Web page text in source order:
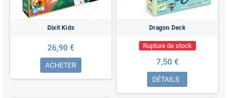
Dixit Kids
26,90 €
ACHETER
Dragon Deck
Rupture de stock
7,50 €
DÉTAILS